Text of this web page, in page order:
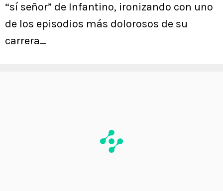
“sí señor” de Infantino, ironizando con uno
de los episodios más dolorosos de su
carrera…